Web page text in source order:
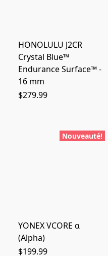
HONOLULU J2CR
Crystal Blue™
Endurance Surface™ -
16 mm
$279.99
Nouveauté!
YONEX VCORE α
(Alpha)
$199.99